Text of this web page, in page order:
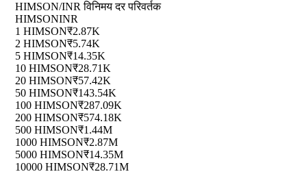
HIMSON/INR विनिमय दर परिवर्तक
HIMSONINR
1 HIMSON₹2.87K
2 HIMSON₹5.74K
5 HIMSON₹14.35K
10 HIMSON₹28.71K
20 HIMSON₹57.42K
50 HIMSON₹143.54K
100 HIMSON₹287.09K
200 HIMSON₹574.18K
500 HIMSON₹1.44M
1000 HIMSON₹2.87M
5000 HIMSON₹14.35M
10000 HIMSON₹28.71M